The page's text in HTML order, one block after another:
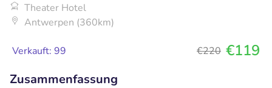
Theater Hotel
Antwerpen (360km)
Verkauft: 99 €220 €119
Zusammenfassung